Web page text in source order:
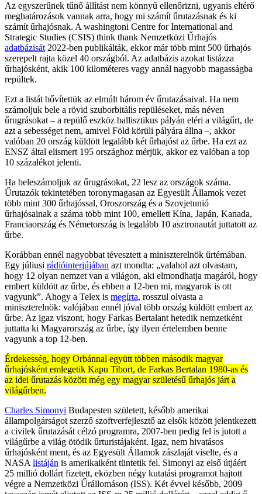
Az egyszerűnek tűnő állítást nem könnyű ellenőrizni, ugyanis eltérő
meghatározások vannak arra, hogy mi számít űrutazásnak és ki
számít űrhajósnak. A washingtoni Centre for International and
Strategic Studies (CSIS) think thank Nemzetközi Űrhajós
adatbázisát 2022-ben publikálták, ekkor már több mint 500 űrhajós
szerepelt rajta közel 40 országból. Az adatbázis azokat listázza
űrhajósként, akik 100 kilométeres vagy annál nagyobb magasságba
repültek.
Ezt a listát bővítettük az elmúlt három év űrutazásaival. Ha nem
számoljuk bele a rövid szuborbitális repüléseket, más néven
űrugrásokat – a repülő eszköz ballisztikus pályán eléri a világűrt, de
azt a sebességet nem, amivel Föld körüli pályára állna –, akkor
valóban 20 ország küldött legalább két űrhajóst az űrbe. Ha ezt az
ENSZ által elismert 195 országhoz mérjük, akkor ez valóban a top
10 százalékot jelenti.
Ha beleszámoljuk az űrugrásokat, 22 lesz az országok száma.
Űrutazók tekintetében toronymagasan az Egyesült Államok vezet
több mint 300 űrhajóssal, Oroszország és a Szovjetunió
űrhajósainak a száma több mint 100, emellett Kína, Japán, Kanada,
Franciaország és Németország is legalább 10 asztronautát juttatott az
űrbe.
Korábban ennél nagyobbat tévesztett a miniszterelnök űrtémában.
Egy júliusi rádióinterjújában azt mondta: „valahol azt olvastam,
hogy 12 olyan nemzet van a világon, aki elmondhatja magáról, hogy
embert küldött az űrbe, és ebben a 12-ben mi, magyarok is ott
vagyunk”. Ahogy a Telex is megírta, rosszul olvasta a
miniszterelnök: valójában ennél jóval több ország küldött embert az
űrbe. Az igaz viszont, hogy Farkas Bertalant hetedik nemzetként
juttatta ki Magyarország az űrbe, így ilyen értelemben benne
vagyunk a top 12-ben.
Érdekesség, hogy Orbánnal együtt többen második magyar
űrhajósként emlegetik Kapu Tibort, de Farkas Bertalan 1980-as és
az idei űrutazás között még egy magyar születésű űrhajós járt a
világűrben.
Charles Simonyi Budapesten született, később amerikai
állampolgárságot szerző szoftverfejlesztő az elsők között jelentkezett
a civilek űrutazását célzó programra, 2007-ben pedig fel is jutott a
világűrbe a világ ötödik űrturistájaként. Igaz, nem hivatásos
űrhajósként ment, és az Egyesült Államok zászlaját viselte, és a
NASA listáján is amerikaiként tüntetik fel. Simonyi az első útjáért
25 millió dollárt fizetett, eközben négy kutatási programot hajtott
végre a Nemzetközi Űrállomáson (ISS). Két évvel később, 2009